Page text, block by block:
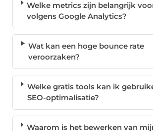
Welke metrics zijn belangrijk
volgens Google Analytics?
Wat kan een hoge bounce rate
veroorzaken?
Welke gratis tools kan ik
SEO-optimalisatie?
Waarom is het bewerken van